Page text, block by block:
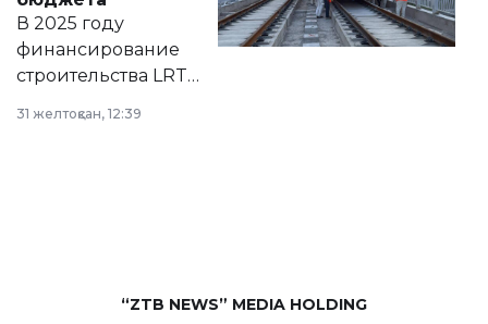
на сайте маслихат
города.
В 2025 году
финансирование
строительства LRT
республиканского
31 желтоқсан, 12:39
“ZTB NEWS” MEDIA HOLDING